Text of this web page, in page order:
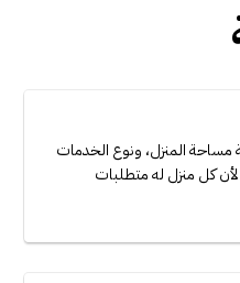
مساحة المنزل، ونوع الخدمات
لأن كل منزل له متطلبات